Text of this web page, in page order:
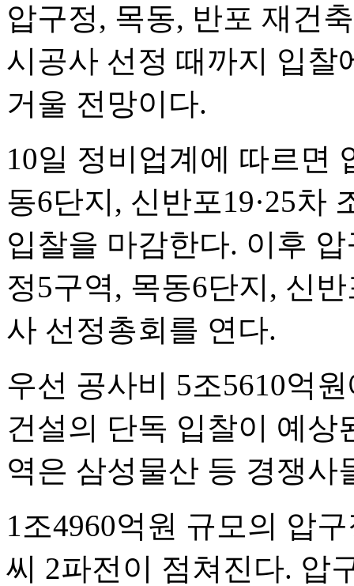
압구정, 목동, 반포 재건
시공사 선정 때까지 입찰
거울 전망이다.
10일 정비업계에 따르면
동6단지, 신반포19·25차
입찰을 마감한다. 이후
정5구역, 목동6단지, 신
사 선정총회를 연다.
우선 공사비 5조5610억
건설의 단독 입찰이 예상
역은 삼성물산 등 경쟁사
1조4960억원 규모의 압
씨 2파전이 점쳐진다. 압